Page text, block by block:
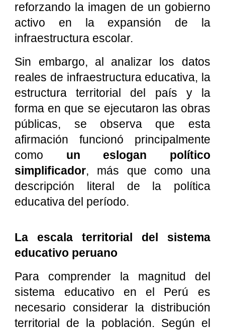
reforzando la imagen de un gobierno
activo en la expansión de la
infraestructura escolar.
Sin embargo, al analizar los datos
reales de infraestructura educativa, la
estructura territorial del país y la
forma en que se ejecutaron las obras
públicas, se observa que esta
afirmación funcionó principalmente
como un eslogan político
simplificador, más que como una
descripción literal de la política
educativa del período.
La escala territorial del sistema
educativo peruano
Para comprender la magnitud del
sistema educativo en el Perú es
necesario considerar la distribución
territorial de la población. Según el